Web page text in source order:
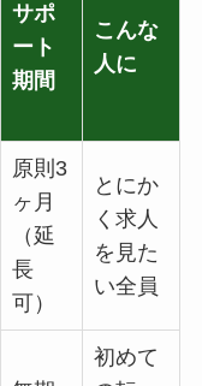
サポ
ート
期間
こんな
人に
原則3
ヶ月
（延
長
可）
とにか
く求人
を見た
い全員
初めて